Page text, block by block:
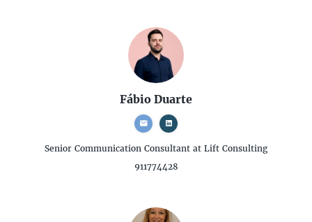
Fábio Duarte
Senior Communication Consultant at Lift Consulting
911774428